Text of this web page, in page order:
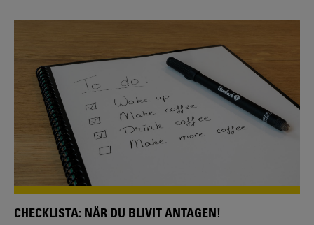
CHECKLISTA: NÄR DU BLIVIT ANTAGEN!